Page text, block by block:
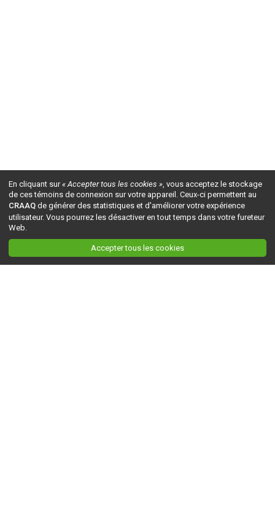
En cliquant sur« Accepter tous les cookies », vous acceptez le stockage
de ces témoins de connexion sur votre appareil. Ceux-ci permettent au
CRAAQ de générer des statistiques et d'améliorer votre expérience
utilisateur. Vous pourrez les désactiver en tout temps dans votre fureteur
Web.
Accepter tous les cookies